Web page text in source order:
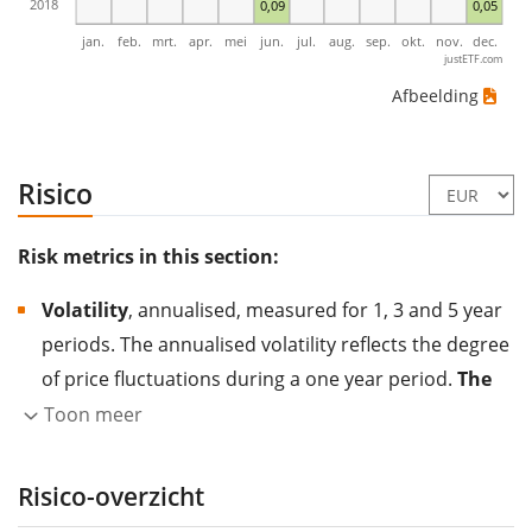
0,09 0,05
jan. feb. mrt. apr. mei jun. jul. aug. sep. okt. nov. dec.
2018
justETF.com
Afbeelding
Risico
Risk metrics in this section:
Volatility, annualised, measured for 1, 3 and 5 year
periods. The annualised volatility reflects the degree
of price fluctuations during a one year period. The
higher the volatility, the more significantly the
the past.
Assets with higher volatility are generally
Toon meer
Risico-overzicht